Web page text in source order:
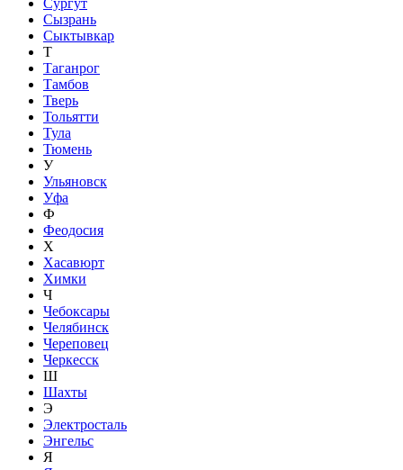
Сургут
Сызрань
Сыктывкар
Т
Таганрог
Тамбов
Тверь
Тольятти
Тула
Тюмень
У
Ульяновск
Уфа
Ф
Феодосия
Х
Хасавюрт
Химки
Ч
Чебоксары
Челябинск
Череповец
Черкесск
Ш
Шахты
Э
Электросталь
Энгельс
Я